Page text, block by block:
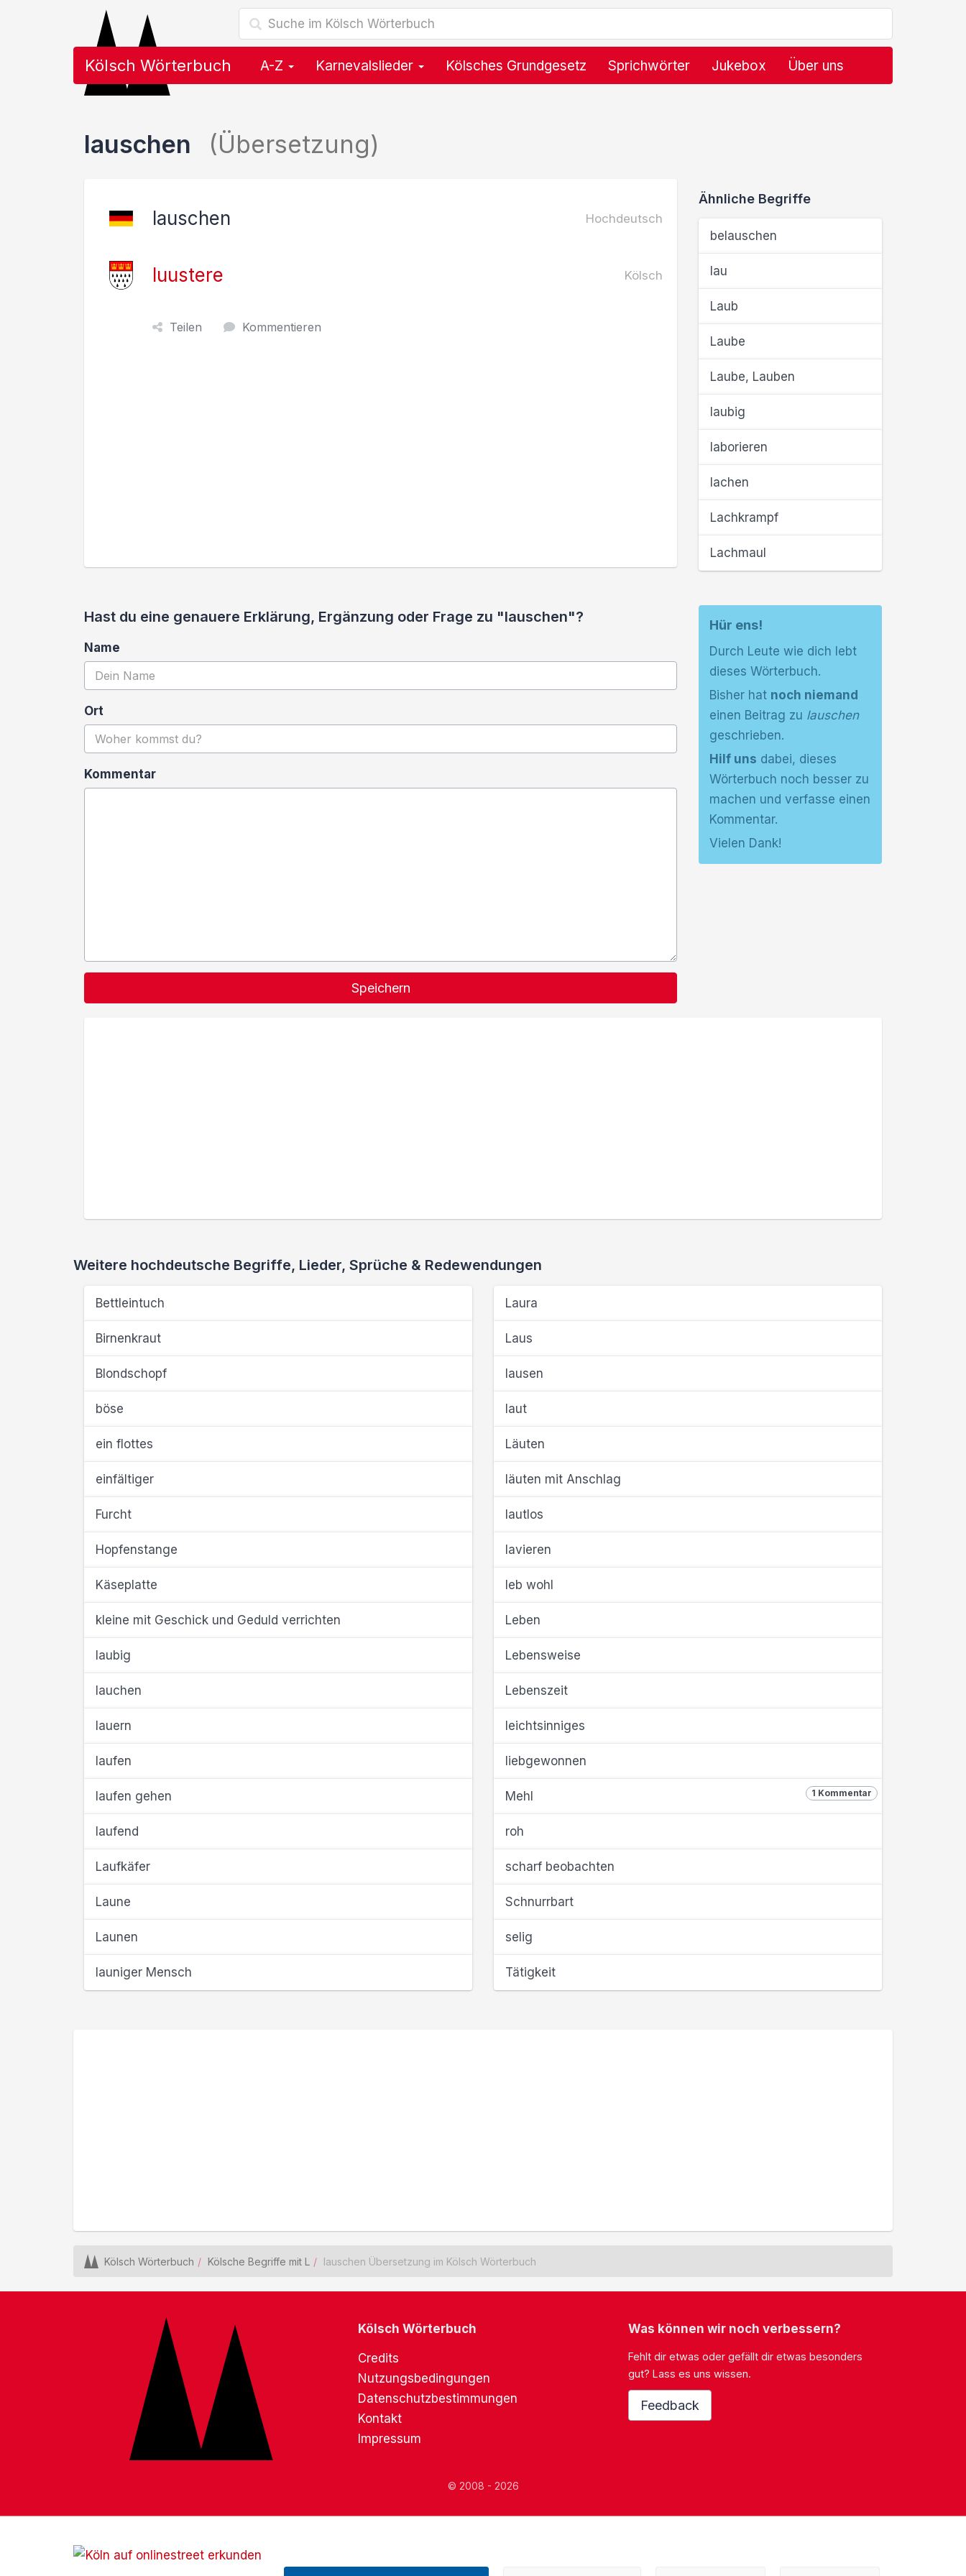
Kölsch Wörterbuch A-Z Karnevalslieder Kölsches Grundgesetz Sprichwörter Jukebox Über uns
lauschen (Übersetzung)
lauschen Hochdeutsch
luustere Kölsch
Teilen Kommentieren
Ähnliche Begriffe
belauschen
lau
Laub
Laube
Laube, Lauben
laubig
laborieren
lachen
Lachkrampf
Lachmaul
Hast du eine genauere Erklärung, Ergänzung oder Frage zu "lauschen"?
Name
Ort
Kommentar
Speichern
Hür ens!
Durch Leute wie dich lebt
dieses Wörterbuch.
Bisher hat noch niemand
einen Beitrag zu lauschen
geschrieben.
Hilf uns dabei, dieses
Wörterbuch noch besser zu
machen und verfasse einen
Kommentar.
Vielen Dank!
Weitere hochdeutsche Begriffe, Lieder, Sprüche & Redewendungen
Bettleintuch
Birnenkraut
Blondschopf
böse
ein flottes
einfältiger
Furcht
Hopfenstange
Käseplatte
kleine mit Geschick und Geduld verrichten
laubig
lauchen
lauern
laufen
laufen gehen
laufend
Laufkäfer
Laune
Launen
launiger Mensch
Laura
Laus
lausen
laut
Läuten
läuten mit Anschlag
lautlos
lavieren
leb wohl
Leben
Lebensweise
Lebenszeit
leichtsinniges
liebgewonnen
1 Kommentar
Mehl
roh
scharf beobachten
Schnurrbart
selig
Tätigkeit
Kölsch Wörterbuch Kölsche Begriffe mit L lauschen Übersetzung im Kölsch Wörterbuch
Kölsch Wörterbuch
Credits
Nutzungsbedingungen
Datenschutzbestimmungen
Kontakt
Impressum
Was können wir noch verbessern?
Fehlt dir etwas oder gefällt dir etwas besonders
gut? Lass es uns wissen.
Feedback
© 2008 - 2026